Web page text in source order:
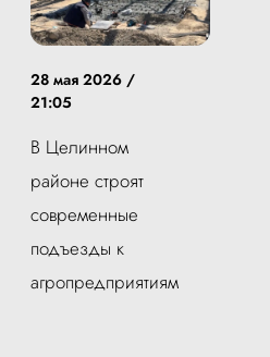
28 мая 2026 /
21:05
В Целинном
районе строят
современные
подъезды к
агропредприятиям